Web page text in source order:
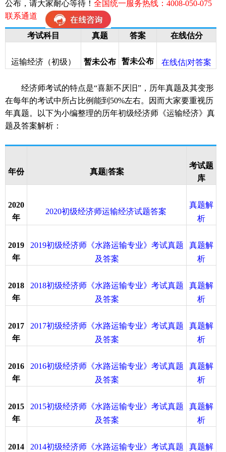
公布，请大家耐心等待！ 全国统一服务热线：4008-050-075
联系通道
考试科目 真题 答案 在线估分
运输经济（初级） 暂未公布 暂未公布 在线估|对答案
经济师考试的特点是“喜新不厌旧”，历年真题及其变形
在每年的考试中所占比例能到50%左右。因而大家要重视历
年真题。以下为小编整理的历年初级经济师《运输经济》真
题及答案解析：
年份 真题|答案
考试题
库
2020
年
2020初级经济师运输经济试题答案
真题解
析
2019
年
2019初级经济师《水路运输专业》考试真题
及答案
真题解
析
2018
年
2018初级经济师《水路运输专业》考试真题
及答案
真题解
析
2017
年
2017初级经济师《水路运输专业》考试真题
及答案
真题解
析
2016
年
2016初级经济师《水路运输专业》考试真题
及答案
真题解
析
2015
年
2015初级经济师《水路运输专业》考试真题
及答案
真题解
析
2014
2014初级经济师《水路运输专业》考试真题
真题解